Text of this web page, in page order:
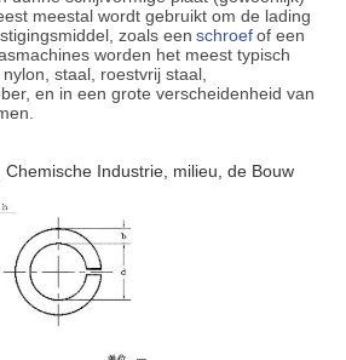
meestal wordt gebruikt om de lading
zoals een schroefof een
worden het meest typisch
staal, roestvrij staal,
en in een grote verscheidenheid van
Industrie, milieu, de Bouw